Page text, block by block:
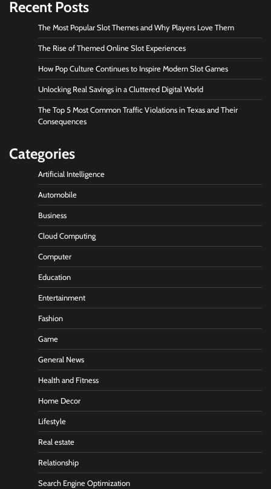
Recent Posts
The Most Popular Slot Themes and Why Players Love Them
The Rise of Themed Online Slot Experiences
How Pop Culture Continues to Inspire Modern Slot Games
Unlocking Real Savings in a Cluttered Digital World
The Top 5 Most Common Traffic Violations in Texas and Their
Consequences
Categories
Artificial Intelligence
Automobile
Business
Cloud Computing
Computer
Education
Entertainment
Fashion
Game
General News
Health and Fitness
Home Decor
Lifestyle
Real estate
Relationship
Search Engine Optimization